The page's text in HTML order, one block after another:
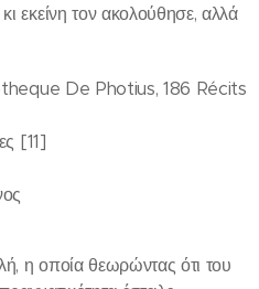
εκείνη τον ακολούθησε, αλλά
De Photius, 186 Récits
[11]
η οποία θεωρώντας ότι του